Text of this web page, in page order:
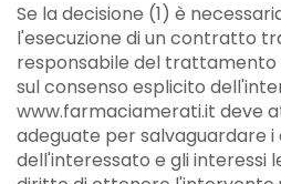
Se la decisione (1) è
l'esecuzione di un contratto
responsabile del trattamento
sul consenso esplicito
www.farmaciamerati.it deve
adeguate per salvaguardare
dell'interessato e gli interessi